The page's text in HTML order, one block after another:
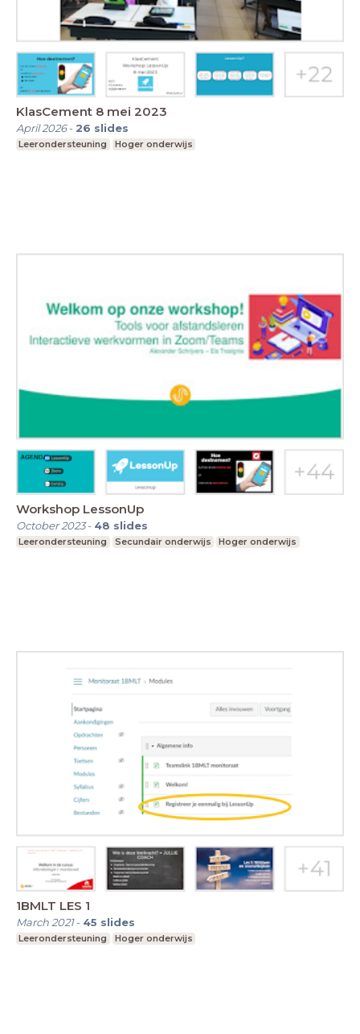
KlasCement 8 mei 2023
April 2026- 26 slides
Leerondersteuning Hoger onderwijs
Workshop LessonUp
October 2023- 48 slides
Leerondersteuning Secundair onderwijs Hoger onderwijs
1BMLT LES 1
March 2021- 45 slides
Leerondersteuning Hoger onderwijs